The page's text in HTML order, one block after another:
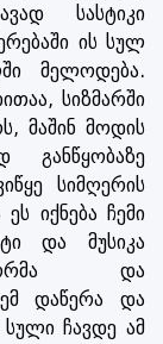
სასტიკი
ის სულ
მელოდება.
სიზმარში
მაშინ მოდის
განწყობაზე
სიმღერის
იქნება ჩემი
და მუსიკა
და
დაწერა და
ჩავდე ამ